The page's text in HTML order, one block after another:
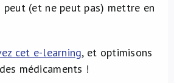
peut (et ne peut pas) mettre en
cet e-learning, et optimisons
médicaments !